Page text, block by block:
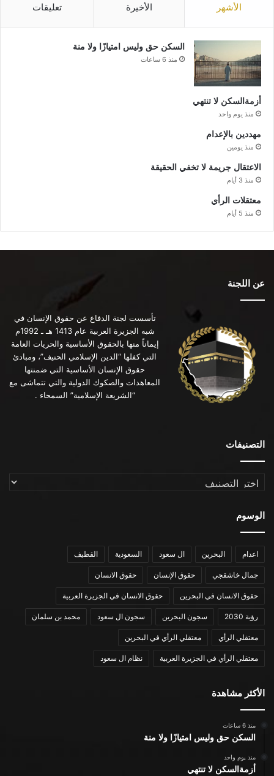
الأشهر الأخيرة تعليقات
السكن حق وليس امتيازًا ولا منة
منذ 6 ساعات
أزمةالسكن لا تنتهي
منذ يوم واحد
مهددين بالإعدام
منذ يومين
الاعتقال جريمة لا تخفي الحقيقة
منذ 3 أيام
معتقلات الرأي
منذ 5 أيام
عن اللجنة
تأسست لجنة الدفاع عن حقوق الإنسان في
شبه الجزيرة العربية عام 1413 هـ ـ 1992م
إيماناً منها بالحقوق الأساسية والحريات العامة
التي كفلها “الدين الإسلامي الحنيف”، ومبادئ
حقوق الإنسان الأساسية التي ضمنتها
المعاهدات والصكوك الدولية والتي تتماشى مع
“الشريعة الإسلامية” السمحاء .
التصنيفات
التصنيفات
الوسوم
اعدام البحرين ال سعود السعودية القطيف
جمال خاشقجي حقوق الإنسان حقوق الانسان
حقوق الانسان في البحرين حقوق الانسان في الجزيرة العربية
رؤية 2030 سجون البحرين سجون ال سعود محمد بن سلمان
معتقلي الرأي معتقلي الرأي في البحرين
معتقلي الرأي في الجزيرة العربية نظام ال سعود
الأكثر مشاهدة
منذ 6 ساعات
السكن حق وليس امتيازًا ولا منة
منذ يوم واحد
أزمةالسكن لا تنتهي